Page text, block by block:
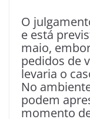
O
e está
maio,
pedidos de
levaria o
No
podem
momento